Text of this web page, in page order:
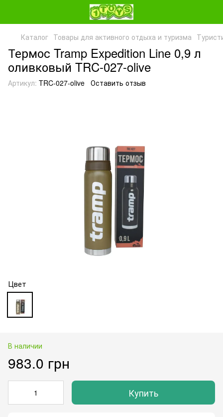
Каталог Товары для активного отдыха и туризма
Термос Tramp Expedition Line 0,9 л
оливковый TRC-027-olive
Артикул: TRC-027-olive Оставить отзыв
Цвет
В наличии
983.0 грн
Купить